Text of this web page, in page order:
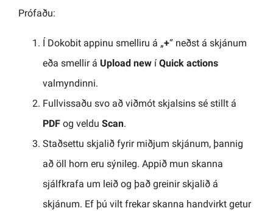
Prófaðu:
Í Dokobit appinu smelliru á „+“ neðst á skjánum
eða smellir á Upload new í Quick actions
valmyndinni.
Fullvissaðu svo að viðmót skjalsins sé stillt á
PDF og veldu Scan.
Staðsettu skjalið fyrir miðjum skjánum, þannig
að öll horn eru sýnileg. Appið mun skanna
sjálfkrafa um leið og það greinir skjalið á
skjánum. Ef þú vilt frekar skanna handvirkt getur